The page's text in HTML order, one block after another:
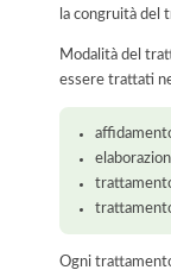
la congruità del
Modalità del
essere trattati
Ogni